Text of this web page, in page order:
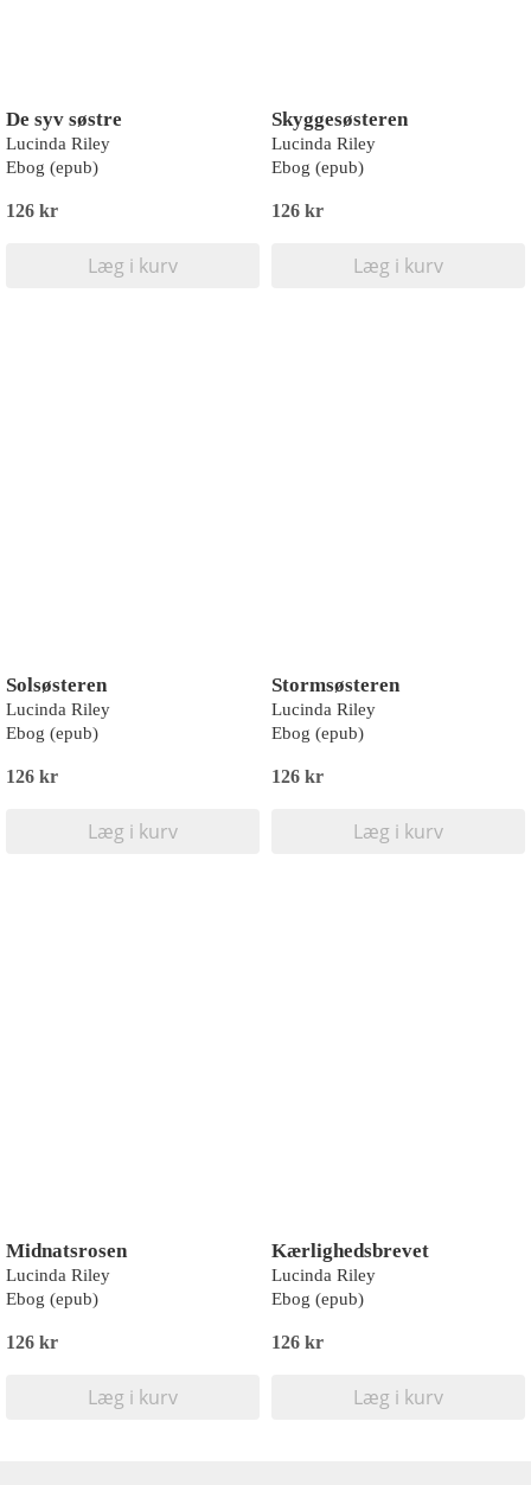
De syv søstre
Lucinda Riley
Ebog (epub)
126 kr
Læg i kurv
Skyggesøsteren
Lucinda Riley
Ebog (epub)
126 kr
Læg i kurv
Solsøsteren
Lucinda Riley
Ebog (epub)
126 kr
Læg i kurv
Stormsøsteren
Lucinda Riley
Ebog (epub)
126 kr
Læg i kurv
Midnatsrosen
Lucinda Riley
Ebog (epub)
126 kr
Læg i kurv
Kærlighedsbrevet
Lucinda Riley
Ebog (epub)
126 kr
Læg i kurv